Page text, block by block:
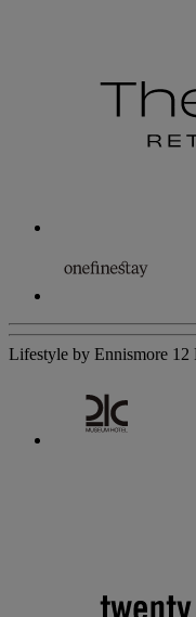
Lifestyle by Ennismore 12